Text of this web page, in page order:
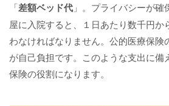
「差額ベッド代 」。プライバシーが
屋に入院すると、１日あたり数千円か
わなければなりません。公的医療保険
が自己負担です。このような支出に備
保険の役割になります。